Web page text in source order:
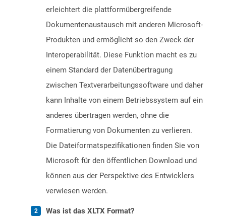
erleichtert die plattformübergreifende
Dokumentenaustausch mit anderen Microsoft-
Produkten und ermöglicht so den Zweck der
Interoperabilität. Diese Funktion macht es zu
einem Standard der Datenübertragung
zwischen Textverarbeitungssoftware und daher
kann Inhalte von einem Betriebssystem auf ein
anderes übertragen werden, ohne die
Formatierung von Dokumenten zu verlieren.
Die Dateiformatspezifikationen finden Sie von
Microsoft für den öffentlichen Download und
können aus der Perspektive des Entwicklers
verwiesen werden.
Was ist das XLTX Format?